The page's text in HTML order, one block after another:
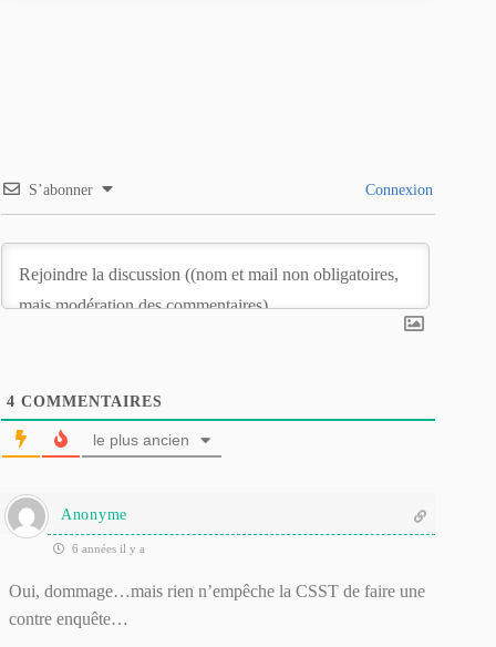
S’abonner Connexion
4 COMMENTAIRES
le plus ancien
Anonyme
6 années il y a
Oui, dommage…mais rien n’empêche la CSST de faire une
contre enquête…